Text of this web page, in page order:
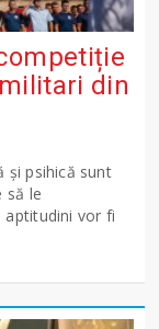
din
și psihică sunt
să le
aptitudini vor fi